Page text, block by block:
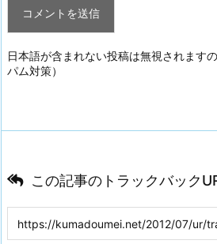
日本語が含まれない投稿は無視されます
パム対策）
この記事のトラックバック